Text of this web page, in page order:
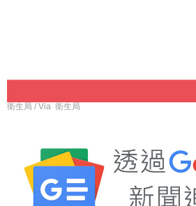
衛生局 / Via 衛生局